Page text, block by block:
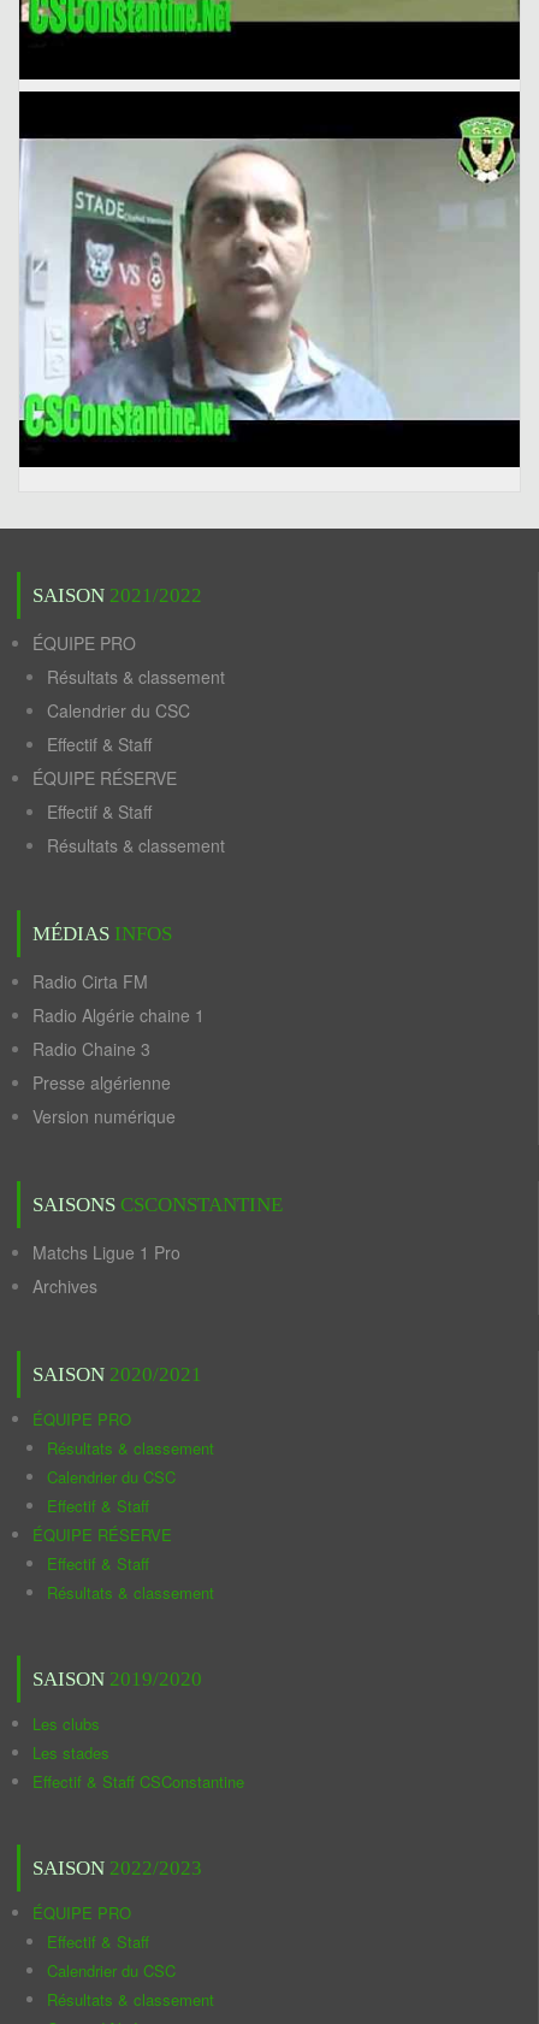
SAISON 2021/2022
ÉQUIPE PRO
Résultats & classement
Calendrier du CSC
Effectif & Staff
ÉQUIPE RÉSERVE
Effectif & Staff
Résultats & classement
MÉDIAS INFOS
Radio Cirta FM
Radio Algérie chaine 1
Radio Chaine 3
Presse algérienne
Version numérique
SAISONS CSCONSTANTINE
Matchs Ligue 1 Pro
Archives
SAISON 2020/2021
ÉQUIPE PRO
Résultats & classement
Calendrier du CSC
Effectif & Staff
ÉQUIPE RÉSERVE
Effectif & Staff
Résultats & classement
SAISON 2019/2020
Les clubs
Les stades
Effectif & Staff CSConstantine
SAISON 2022/2023
ÉQUIPE PRO
Effectif & Staff
Calendrier du CSC
Résultats & classement